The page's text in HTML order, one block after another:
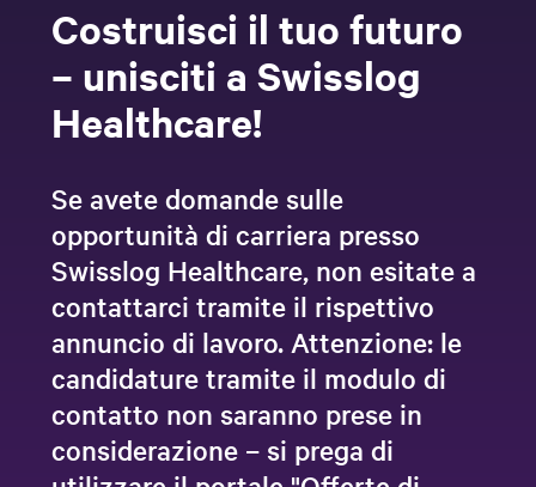
Costruisci il tuo futuro
– unisciti a Swisslog
Healthcare!
Se avete domande sulle
opportunità di carriera presso
Swisslog Healthcare, non esitate a
contattarci tramite il rispettivo
annuncio di lavoro. Attenzione: le
candidature tramite il modulo di
contatto non saranno prese in
considerazione – si prega di